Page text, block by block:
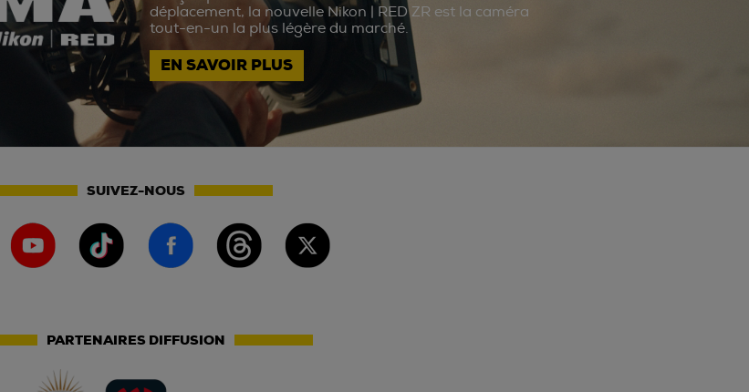
déplacement, la nouvelle Nikon | RED ZR est la caméra
tout-en-un la plus légère du marché.
EN SAVOIR PLUS
SUIVEZ-NOUS
PARTENAIRES DIFFUSION